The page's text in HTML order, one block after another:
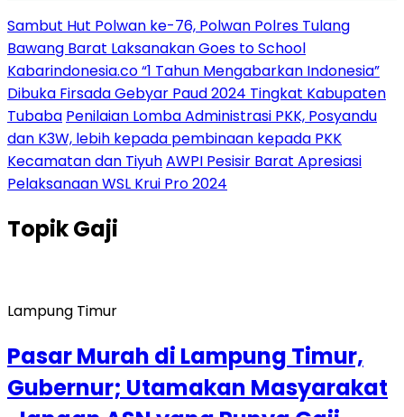
Sambut Hut Polwan ke-76, Polwan Polres Tulang
Bawang Barat Laksanakan Goes to School
Kabarindonesia.co “1 Tahun Mengabarkan Indonesia”
Dibuka Firsada Gebyar Paud 2024 Tingkat Kabupaten
Tubaba Penilaian Lomba Administrasi PKK, Posyandu
dan K3W, lebih kepada pembinaan kepada PKK
Kecamatan dan TiyuhAWPI Pesisir Barat Apresiasi
Pelaksanaan WSL Krui Pro 2024
TopikGaji
Lampung Timur
Pasar Murah di Lampung Timur,
Gubernur; Utamakan Masyarakat